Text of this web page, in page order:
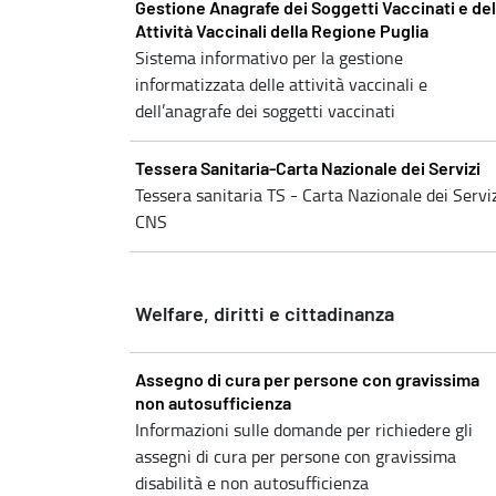
Gestione Anagrafe dei Soggetti Vaccinati e
Attività Vaccinali della Regione Puglia
Sistema informativo per la gestione
informatizzata delle attività vaccinali e
dell’anagrafe dei soggetti vaccinati
Tessera Sanitaria-Carta Nazionale dei Servizi
Tessera sanitaria TS - Carta Nazionale dei
CNS
Welfare, diritti e cittadinanza
Assegno di cura per persone con gravissima
non autosufficienza
Informazioni sulle domande per richiedere gli
assegni di cura per persone con gravissima
disabilità e non autosufficienza